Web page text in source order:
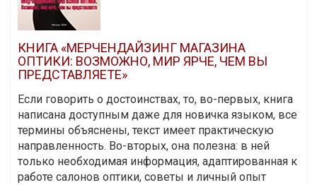
КНИГА «МЕРЧЕНДАЙЗИНГ МАГАЗИНА
ОПТИКИ: ВОЗМОЖНО, МИР ЯРЧЕ, ЧЕМ ВЫ
ПРЕДСТАВЛЯЕТЕ»
Если говорить о достоинствах, то, во-первых, книга
написана доступным даже для новичка языком, все
термины объяснены, текст имеет практическую
направленность. Во-вторых, она полезна: в ней
только необходимая информация, адаптированная к
работе салонов оптики, советы и личный опыт